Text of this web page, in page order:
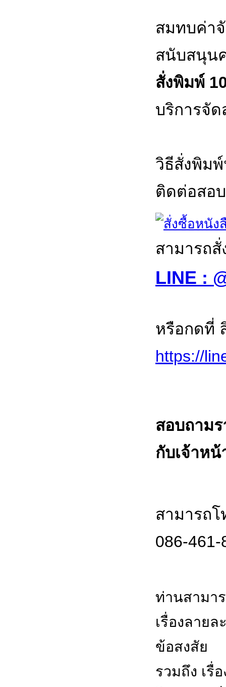
สมทบค่า
สนับสนุน
สั่งพิมพ์
บริการจัด
วิธีสั่งพิม
ติดต่อสอ
สามารถ
LINE :
หรือกดที่
https://
สอบถาม
กับเจ้าห
สามารถ
086-461-
ท่านสามา
เรื่องลาย
ข้อสงสัย
รวมถึง เรื่